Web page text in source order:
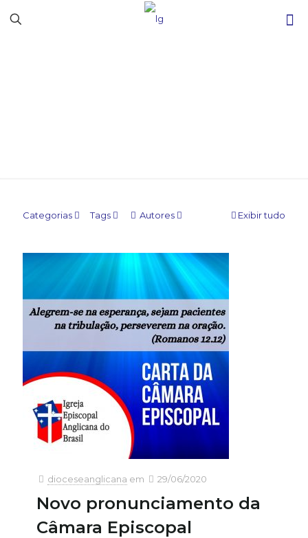
Categorias Tags Autores Exibir tudo
dioceseanglicana em 29/06/2020
Novo pronunciamento da
Câmara Episcopal